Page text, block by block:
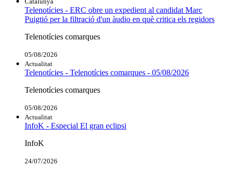
Telenotícies - ERC obre un expedient al candidat Marc
Puigtió per la filtració d'un àudio en què critica els regidors
Telenotícies comarques
05/08/2026
Actualitat
Telenotícies - Telenotícies comarques - 05/08/2026
Telenotícies comarques
05/08/2026
Actualitat
InfoK - Especial El gran eclipsi
InfoK
24/07/2026